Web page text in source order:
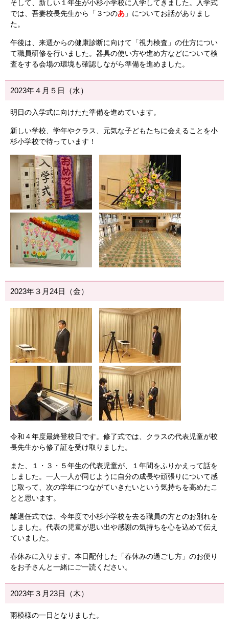
そして、新しい１年生が小杉小学校に入学してきました。入学式
では、吾妻校長先生から「３つのあ 」についてお話がありまし
た。
午後は、来週からの健康診断に向けて「視力検査」の仕方につい
て職員研修を行いました。器具の使い方や進め方などについて検
査をする会場の環境も確認しながら準備を進めました。
2023年４月５日（水）
明日の入学式に向けたた準備を進めています。
新しい学校、学年やクラス、元気な子どもたちに会えることを小
杉小学校で待っています！
2023年３月24日（金）
令和４年度最終登校日です。修了式では、クラスの代表児童が校
長先生から修了証を受け取りました。
また、１・３・５年生の代表児童が、１年間をふりかえって話を
しました。一人一人が同じように自分の成長や頑張りについて感
じ取って、次の学年につながていきたいという気持ちを高めたこ
とと思います。
離退任式では、今年度で小杉小学校を去る職員の方とのお別れを
しました。代表の児童が思い出や感謝の気持ちを心を込めて伝え
ていました。
春休みに入ります。本日配付した「春休みの過ごし方」のお便り
をお子さんと一緒にご一読ください。
2023年３月23日（木）
雨模様の一日となりました。